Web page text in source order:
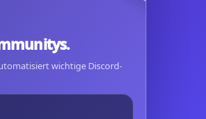
wichtige Discord-